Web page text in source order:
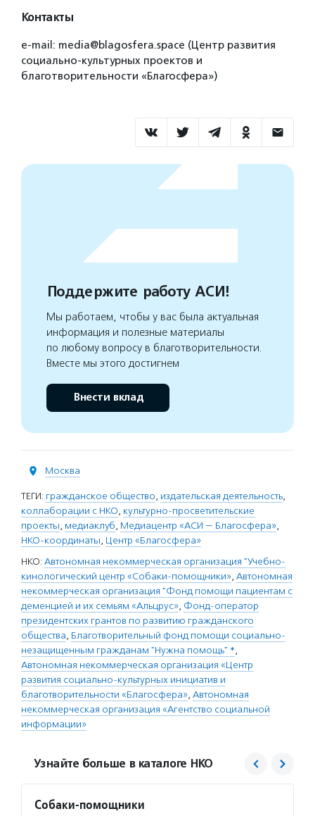
Контакты
e-mail: media@blagosfera.space (Центр развития
социально-культурных проектов и
благотворительности «Благосфера»)
Поддержите работу АСИ!
Мы работаем, чтобы у вас была актуальная
информация и полезные материалы
по любому вопросу в благотворительности.
Вместе мы этого достигнем
Внести вклад
Москва
ТЕГИ: гражданское общество, издательская деятельность,
коллаборации с НКО, культурно-просветительские
проекты, медиаклуб, Медиацентр «АСИ — Благосфера»,
НКО-координаты, Центр «Благосфера»
НКО: Автономная некоммерческая организация "Учебно-
кинологический центр «Собаки-помощники», Автономная
некоммерческая организация "Фонд помощи пациентам с
деменцией и их семьям «Альцрус», Фонд-оператор
президентских грантов по развитию гражданского
общества, Благотворительный фонд помощи социально-
незащищенным гражданам "Нужна помощь" *,
Автономная некоммерческая организация «Центр
развития социально-культурных инициатив и
благотворительности «Благосфера», Автономная
некоммерческая организация «Агентство социальной
информации»
Узнайте больше в каталоге НКО
Собаки-помощники